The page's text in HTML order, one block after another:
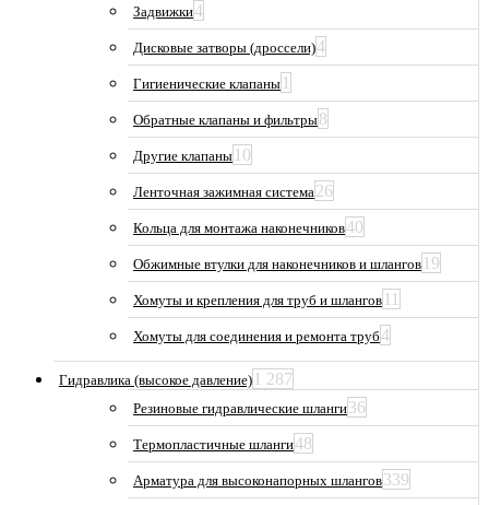
Задвижки4
Дисковые затворы (дроссели)4
Гигиенические клапаны 1
Обратные клапаны и фильтры8
Другие клапаны 10
Ленточная зажимная система26
Кольца для монтажа наконечников40
Обжимные втулки для наконечников и шлангов 19
Хомуты и крепления для труб и шлангов 11
Хомуты для соединения и ремонта труб4
Гидравлика (высокое давление) 1 287
Резиновые гидравлические шланги36
Термопластичные шланги48
Арматура для высоконапорных шлангов339